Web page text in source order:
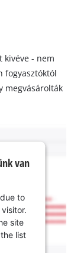
kivéve - nem
fogyasztóktól
megvásárolták
van
to
site
list